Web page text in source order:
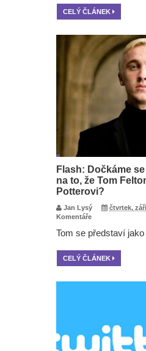
CELÝ ČLÁNEK
Flash: Dočkáme
na to, že Tom
Potterovi?
Jan Lysý
čtvrtek,
Komentáře
Tom se představí
CELÝ ČLÁNEK